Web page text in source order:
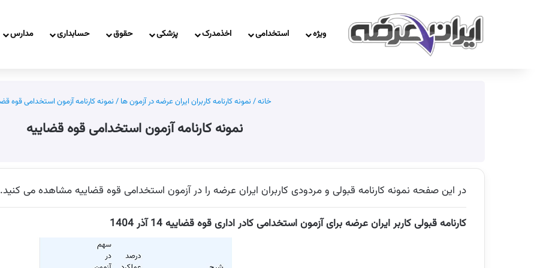
ویژه استخدامی اخذمدرک پزشکی حقوق حسابداری مدارس
خانه/ نمونه کارنامه کاربران ایران عرضه در آزمون ها /نمونه کارنامه آزمون استخدامی قوه
نمونه کارنامه آزمون استخدامی قوه قضاییه
در این صفحه نمونه کارنامه قبولی و مردودی کاربران ایران عرضه را در آزمون استخدامی قوه قضاییه مشاهده می کنید.
کارنامه قبولی کاربر ایران عرضه برای آزمون استخدامی کادر اداری قوه قضاییه 14 آذر 1404